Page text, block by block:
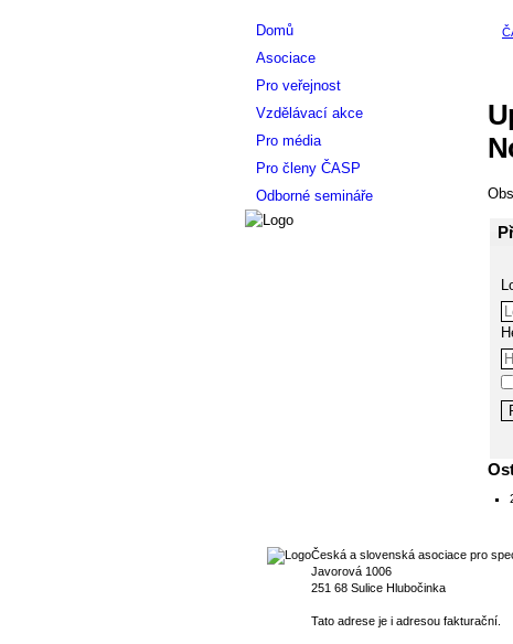
Domů
Asociace
Pro veřejnost
Vzdělávací akce
Pro média
Pro členy ČASP
Odborné semináře
Česká a slovenská asociace pro
Javorová 1006
251 68 Sulice Hlubočinka
Tato adrese je i adresou fakturační.